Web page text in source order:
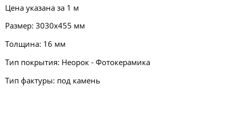
Цена указана за 1 м
Размер: 3030х455 мм
Толщина: 16 мм
Тип покрытия: Неорок - Фотокерамика
Тип фактуры: под камень